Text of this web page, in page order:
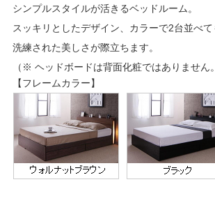
シンプルスタイルが活きるベッドルーム。
スッキリとしたデザイン、カラーで2台並べて
洗練された美しさが際立ちます。
（※ ヘッドボードは背面化粧ではありません
【フレームカラー】